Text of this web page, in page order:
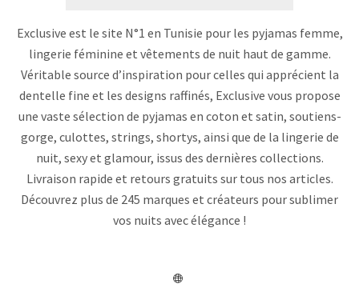
Exclusive est le site N°1 en Tunisie pour les pyjamas femme,
lingerie féminine et vêtements de nuit haut de gamme.
Véritable source d’inspiration pour celles qui apprécient la
dentelle fine et les designs raffinés, Exclusive vous propose
une vaste sélection de pyjamas en coton et satin, soutiens-
gorge, culottes, strings, shortys, ainsi que de la lingerie de
nuit, sexy et glamour, issus des dernières collections.
Livraison rapide et retours gratuits sur tous nos articles.
Découvrez plus de 245 marques et créateurs pour sublimer
vos nuits avec élégance !